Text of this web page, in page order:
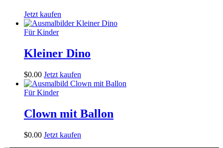
Jetzt kaufen
Für Kinder
Kleiner Dino
$0.00 Jetzt kaufen
Für Kinder
Clown mit Ballon
$0.00 Jetzt kaufen